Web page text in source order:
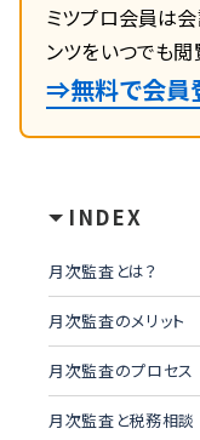
ミツプロ会員は
ンツをいつでも閲
⇒無料で会員
INDEX
月次監査とは？
月次監査のメリット
月次監査のプロセス
月次監査と税務相談